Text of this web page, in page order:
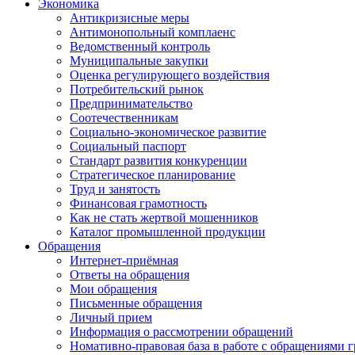
Экономика
Антикризисные меры
Антимонопольный комплаенс
Ведомственный контроль
Муниципальные закупки
Оценка регулирующего воздействия
Потребительский рынок
Предпринимательство
Соотечественникам
Социально-экономическое развитие
Социальный паспорт
Стандарт развития конкуренции
Стратегическое планирование
Труд и занятость
Финансовая грамотность
Как не стать жертвой мошенников
Каталог промышленной продукции
Обращения
Интернет-приёмная
Ответы на обращения
Мои обращения
Письменные обращения
Личный прием
Информация о рассмотрении обращений
Номативно-правовая база в работе с обращениями